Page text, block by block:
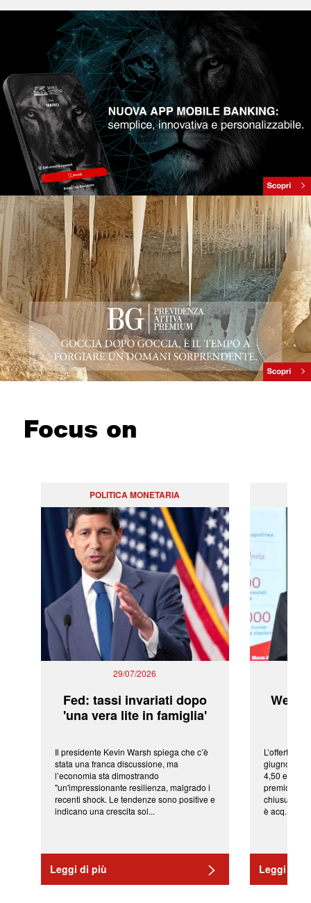
Focus on
POLITICA MONETARIA
29/07/2026
Fed: tassi invariati dopo
'una vera lite in famiglia'
Il presidente Kevin Warsh spiega che c’è
stata una franca discussione, ma
l’economia sta dimostrando
"un'impressionante resilienza, malgrado i
recenti shock. Le tendenze sono positive e
indicano una crescita sol...
Leggi di più
L’offerta
giugno da
4,50 euro
premio di
chiusura
è acq...
Leggi di